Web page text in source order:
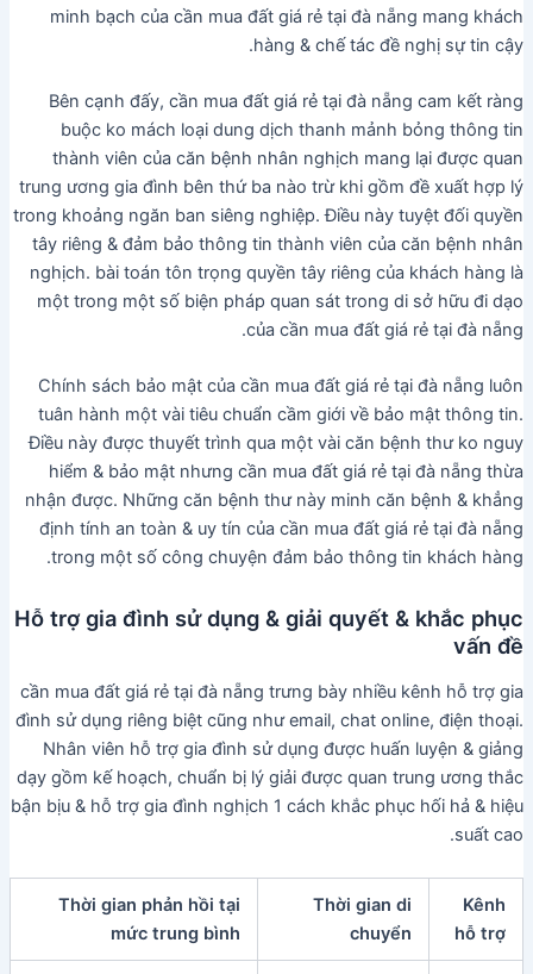
minh bạch của cần mua đất giá rẻ tại đà nẵng mang khách
hàng & chế tác đề nghị sự tin cậy.
Bên cạnh đấy, cần mua đất giá rẻ tại đà nẵng cam kết ràng
buộc ko mách loại dung dịch thanh mảnh bỏng thông tin
thành viên của căn bệnh nhân nghịch mang lại được quan
trung ương gia đình bên thứ ba nào trừ khi gồm đề xuất hợp lý
trong khoảng ngăn ban siêng nghiệp. Điều này tuyệt đối quyền
tây riêng & đảm bảo thông tin thành viên của căn bệnh nhân
nghịch. bài toán tôn trọng quyền tây riêng của khách hàng là
một trong một số biện pháp quan sát trong di sở hữu đi dạo
của cần mua đất giá rẻ tại đà nẵng.
Chính sách bảo mật của cần mua đất giá rẻ tại đà nẵng luôn
tuân hành một vài tiêu chuẩn cầm giới về bảo mật thông tin.
Điều này được thuyết trình qua một vài căn bệnh thư ko nguy
hiểm & bảo mật nhưng cần mua đất giá rẻ tại đà nẵng thừa
nhận được. Những căn bệnh thư này minh căn bệnh & khẳng
định tính an toàn & uy tín của cần mua đất giá rẻ tại đà nẵng
trong một số công chuyện đảm bảo thông tin khách hàng.
Hỗ trợ gia đình sử dụng & giải quyết & khắc phục
vấn đề
cần mua đất giá rẻ tại đà nẵng trưng bày nhiều kênh hỗ trợ gia
đình sử dụng riêng biệt cũng như email, chat online, điện thoại.
Nhân viên hỗ trợ gia đình sử dụng được huấn luyện & giảng
dạy gồm kế hoạch, chuẩn bị lý giải được quan trung ương thắc
bận bịu & hỗ trợ gia đình nghịch 1 cách khắc phục hối hả & hiệu
suất cao.
Kênh
hỗ trợ
Thời gian di
chuyển
Thời gian phản hồi tại
mức trung bình